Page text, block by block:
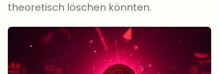
theoretisch löschen könnten.